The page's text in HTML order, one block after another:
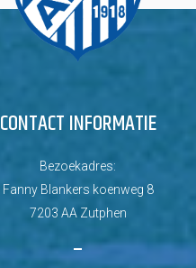
CONTACT INFORMATIE
Bezoekadres:
Fanny Blankers koenweg 8
7203 AA Zutphen
–